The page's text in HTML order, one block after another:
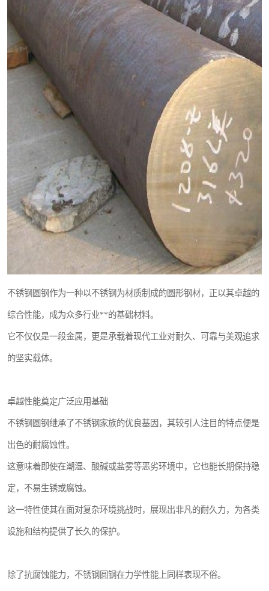
不锈钢圆钢作为一种以不锈钢为材质制成的圆形钢材，正以其卓越的
综合性能，成为众多行业**的基础材料。
它不仅仅是一段金属，更是承载着现代工业对耐久、可靠与美观追求
的坚实载体。
卓越性能奠定广泛应用基础
不锈钢圆钢继承了不锈钢家族的优良基因，其较引人注目的特点便是
出色的耐腐蚀性。
这意味着即使在潮湿、酸碱或盐雾等恶劣环境中，它也能长期保持稳
定，不易生锈或腐蚀。
这一特性使其在面对复杂环境挑战时，展现出非凡的耐久力，为各类
设施和结构提供了长久的保护。
除了抗腐蚀能力，不锈钢圆钢在力学性能上同样表现不俗。